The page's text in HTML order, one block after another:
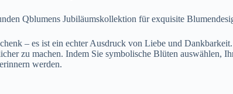
Qblumens Jubiläumskollektion für exquisite
– es ist ein echter Ausdruck von Liebe und
zu machen. Indem Sie symbolische Blüten
werden.